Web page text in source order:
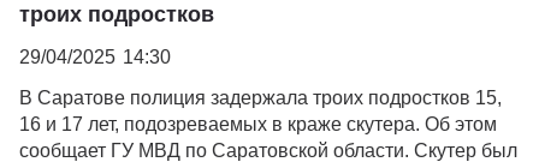
троих подростков
29/04/2025 14:30
В Саратове полиция задержала троих подростков 15,
16 и 17 лет, подозреваемых в краже скутера. Об этом
сообщает ГУ МВД по Саратовской области. Скутер был